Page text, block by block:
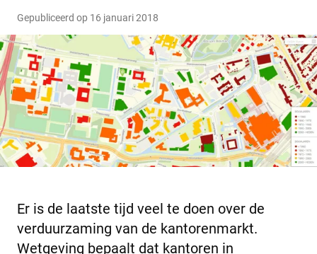
Gepubliceerd op 16 januari 2018
Er is de laatste tijd veel te doen over de
verduurzaming van de kantorenmarkt.
Wetgeving bepaalt dat kantoren in